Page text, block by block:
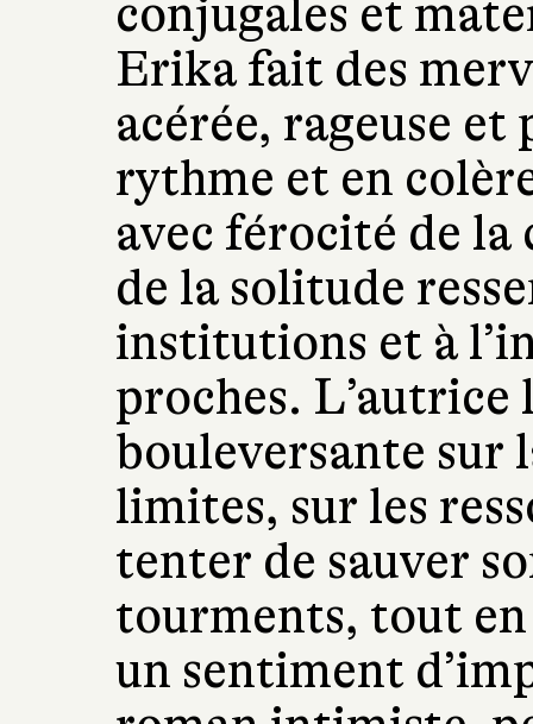
conjugales et
Erika fait des
acérée, rageuse
rythme et en
avec férocité de la
de la solitude
institutions et à
proches.
bouleversante sur
limites, sur les
tenter de sauver
tourments, tout
un sentiment